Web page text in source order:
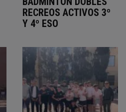
RECREOS ACTIVOS 3º
Y 4º ESO